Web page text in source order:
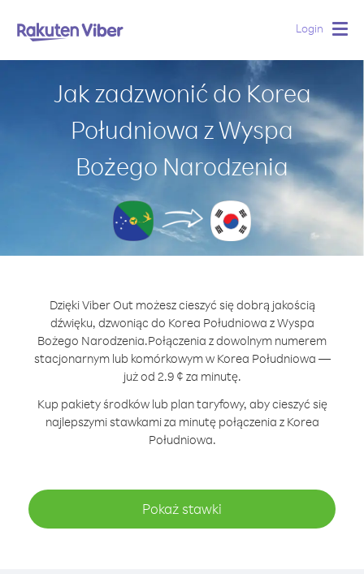
Login
Jak zadzwonić do Korea
Południowa z Wyspa
Bożego Narodzenia
Dzięki Viber Out możesz cieszyć się dobrą jakością
dźwięku, dzwoniąc do Korea Południowa z Wyspa
Bożego Narodzenia.Połączenia z dowolnym numerem
stacjonarnym lub komórkowym w Korea Południowa —
już od 2.9 ¢ za minutę.
Kup pakiety środków lub plan taryfowy, aby cieszyć się
najlepszymi stawkami za minutę połączenia z Korea
Południowa.
Pokaż stawki